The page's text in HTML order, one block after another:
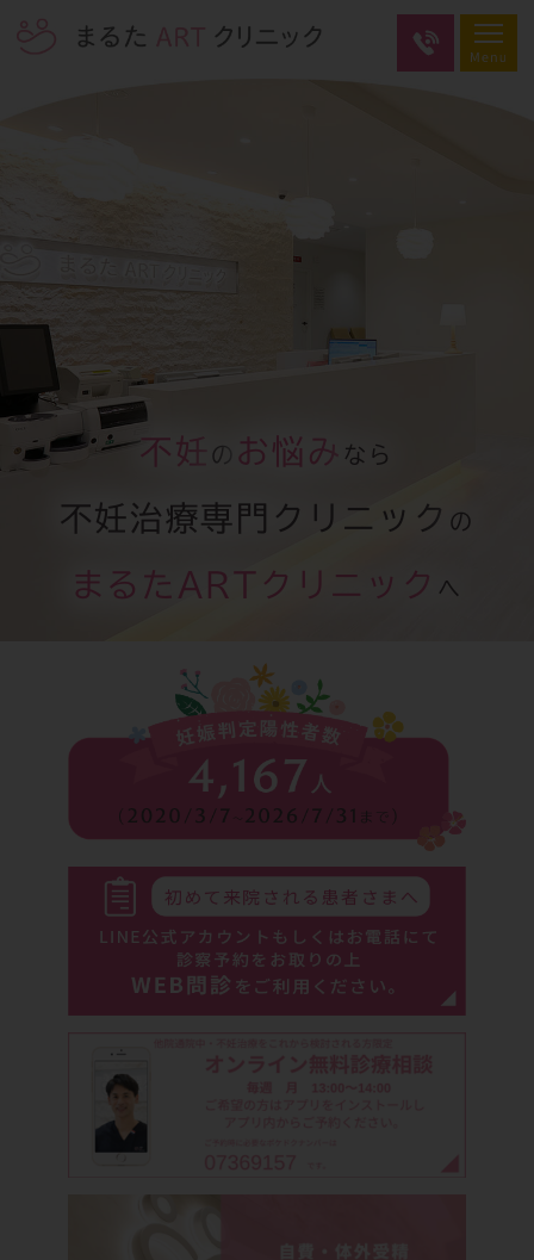
不妊 の お悩み なら
不妊治療専門クリニック の
まるたARTクリニック へ